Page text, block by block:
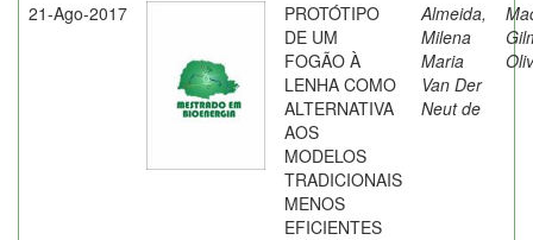
21-Ago-2017
PROTÓTIPO
DE UM
FOGÃO À
LENHA COMO
ALTERNATIVA
AOS
MODELOS
TRADICIONAIS
MENOS
EFICIENTES
Almeida,
Milena
Maria
Van Der
Neut de